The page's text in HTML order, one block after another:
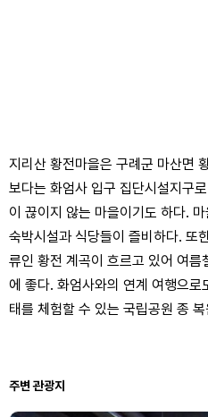
지리산 황전마을은 구례군 마산면
보다는 화엄사 입구 집단시설지구
이 끊이지 않는 마을이기도 하다.
숙박시설과 식당들이 즐비하다. 또
류인 황전 계곡이 흐르고 있어 여
에 좋다. 화엄사와의 연계 여행으
태를 체험할 수 있는 국립공원 종
주변 관광지